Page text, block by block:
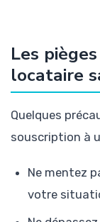
Les
locataire
Quelques
souscription à
Ne mentez
votre